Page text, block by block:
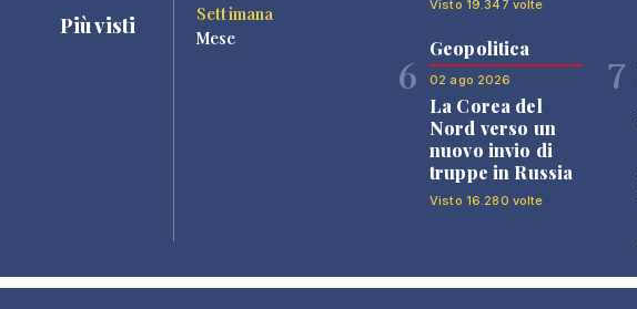
Più visti
Settimana
Mese
Visto 19.347 volte
6
Geopolitica
02 ago 2026
La Corea del
Nord verso un
nuovo invio di
truppe in Russia
Visto 16.280 volte
7